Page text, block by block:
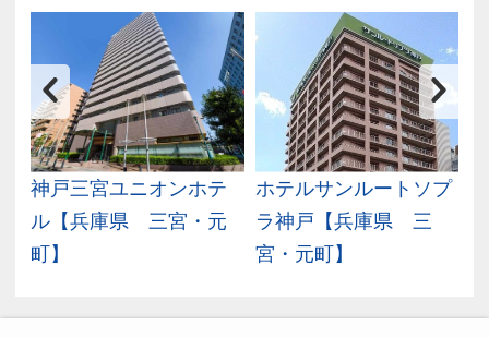
神戸三宮ユニオンホテ
ル【兵庫県 三宮・元
町】
ホテルサンルートソプ
ラ神戸【兵庫県 三
宮・元町】